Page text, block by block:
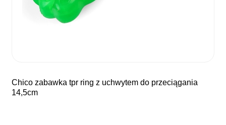
chico zabawka tpr ring z uchwytem do przeciągania
14,5cm